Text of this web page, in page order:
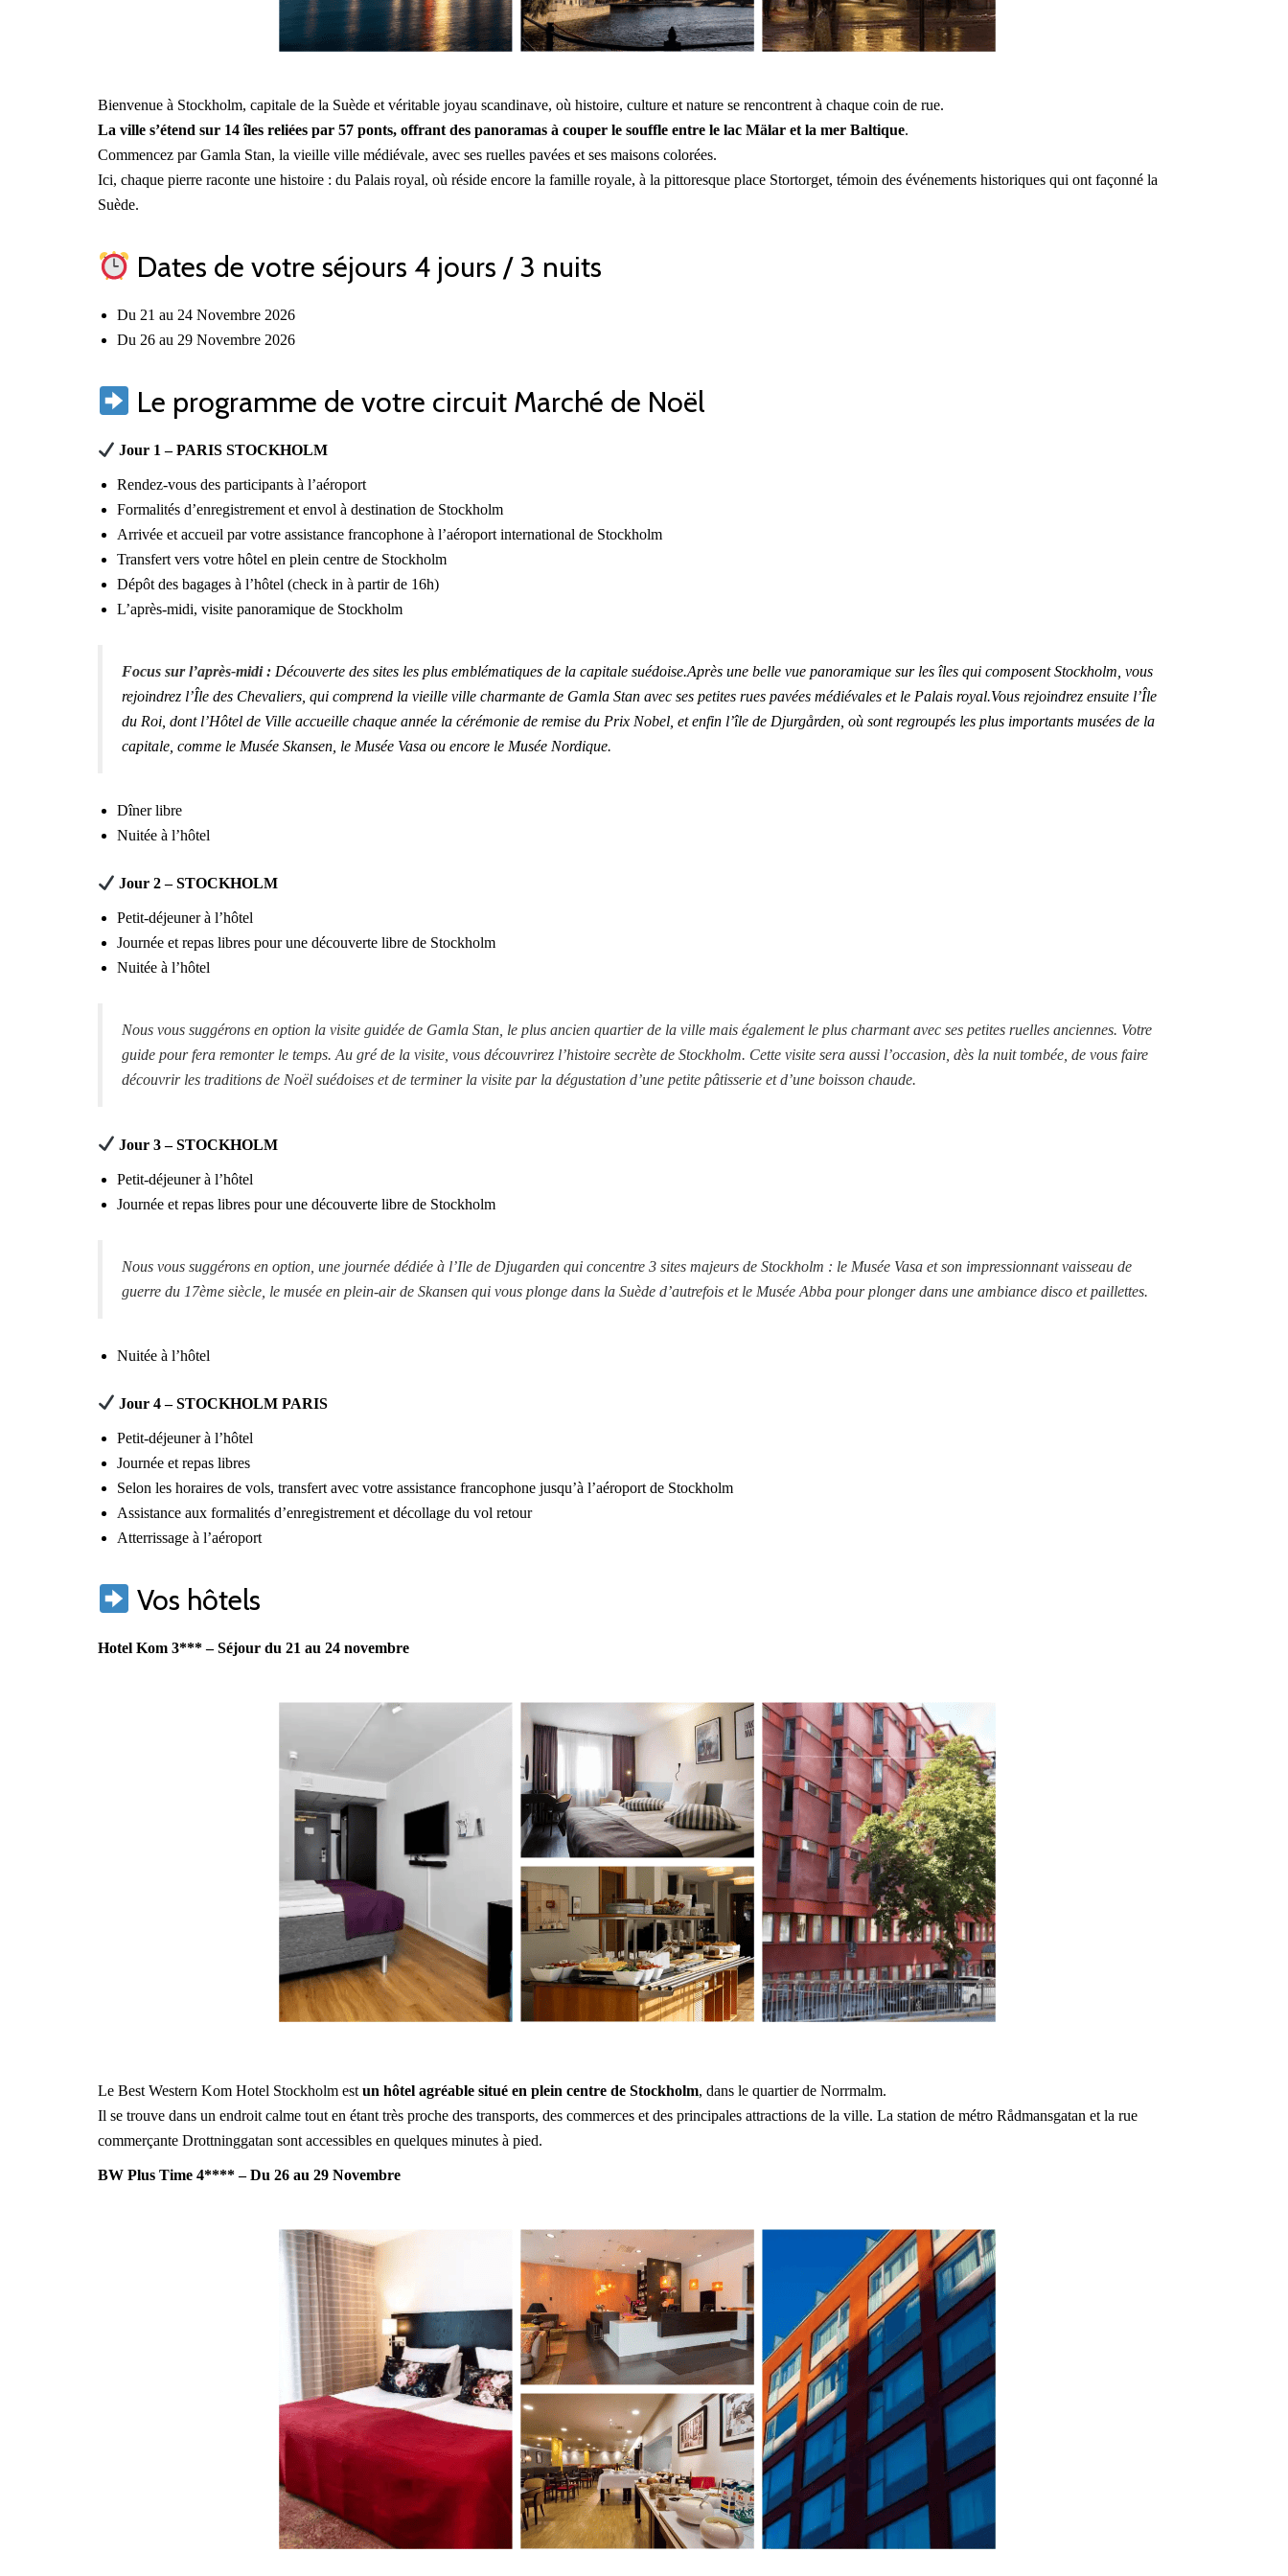
Bienvenue à Stockholm, capitale de la Suède et véritable joyau scandinave, où histoire, culture et nature se rencontrent à chaque coin de rue.
La ville s’étend sur 14 îles reliées par 57 ponts, offrant des panoramas à couper le souffle entre le lac Mälar et la mer Baltique.
Commencez par Gamla Stan, la vieille ville médiévale, avec ses ruelles pavées et ses maisons colorées.
Ici, chaque pierre raconte une histoire : du Palais royal, où réside encore la famille royale, à la pittoresque place Stortorget, témoin des événements historiques qui ont façonné la
Suède.
Dates de votre séjours 4 jours / 3 nuits
Du 21 au 24 Novembre 2026
Du 26 au 29 Novembre 2026
Le programme de votre circuit Marché de Noël
Jour 1 – PARIS STOCKHOLM
Rendez-vous des participants à l’aéroport
Formalités d’enregistrement et envol à destination de Stockholm
Arrivée et accueil par votre assistance francophone à l’aéroport international de Stockholm
Transfert vers votre hôtel en plein centre de Stockholm
Dépôt des bagages à l’hôtel (check in à partir de 16h)
L’après-midi, visite panoramique de Stockholm
Focus sur l’après-midi : Découverte des sites les plus emblématiques de la capitale suédoise.Après une belle vue panoramique sur les îles qui composent Stockholm, vous
rejoindrez l’Île des Chevaliers, qui comprend la vieille ville charmante de Gamla Stan avec ses petites rues pavées médiévales et le Palais royal.Vous rejoindrez ensuite l’Île
du Roi, dont l’Hôtel de Ville accueille chaque année la cérémonie de remise du Prix Nobel, et enfin l’île de Djurgården, où sont regroupés les plus importants musées de la
capitale, comme le Musée Skansen, le Musée Vasa ou encore le Musée Nordique.
Dîner libre
Nuitée à l’hôtel
Jour 2 – STOCKHOLM
Petit-déjeuner à l’hôtel
Journée et repas libres pour une découverte libre de Stockholm
Nuitée à l’hôtel
Nous vous suggérons en option la visite guidée de Gamla Stan, le plus ancien quartier de la ville mais également le plus charmant avec ses petites ruelles anciennes. Votre
guide pour fera remonter le temps. Au gré de la visite, vous découvrirez l’histoire secrète de Stockholm. Cette visite sera aussi l’occasion, dès la nuit tombée, de vous faire
découvrir les traditions de Noël suédoises et de terminer la visite par la dégustation d’une petite pâtisserie et d’une boisson chaude.
Jour 3 – STOCKHOLM
Petit-déjeuner à l’hôtel
Journée et repas libres pour une découverte libre de Stockholm
Nous vous suggérons en option, une journée dédiée à l’Ile de Djugarden qui concentre 3 sites majeurs de Stockholm : le Musée Vasa et son impressionnant vaisseau de
guerre du 17ème siècle, le musée en plein-air de Skansen qui vous plonge dans la Suède d’autrefois et le Musée Abba pour plonger dans une ambiance disco et paillettes.
Nuitée à l’hôtel
Jour 4 – STOCKHOLM PARIS
Petit-déjeuner à l’hôtel
Journée et repas libres
Selon les horaires de vols, transfert avec votre assistance francophone jusqu’à l’aéroport de Stockholm
Assistance aux formalités d’enregistrement et décollage du vol retour
Atterrissage à l’aéroport
Vos hôtels
Hotel Kom 3*** – Séjour du 21 au 24 novembre
Le Best Western Kom Hotel Stockholm est un hôtel agréable situé en plein centre de Stockholm, dans le quartier de Norrmalm.
Il se trouve dans un endroit calme tout en étant très proche des transports, des commerces et des principales attractions de la ville. La station de métro Rådmansgatan et la rue
commerçante Drottninggatan sont accessibles en quelques minutes à pied.
BW Plus Time 4**** – Du 26 au 29 Novembre